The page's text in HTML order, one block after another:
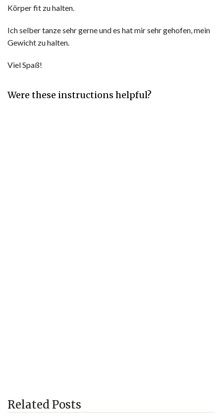
Körper fit zu halten.
Ich selber tanze sehr gerne und es hat mir sehr gehofen, mein
Gewicht zu halten.
Viel Spaß!
Were these instructions helpful?
Related Posts